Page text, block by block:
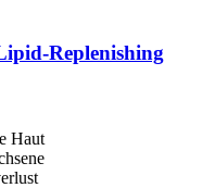
​Replenishing
Haut